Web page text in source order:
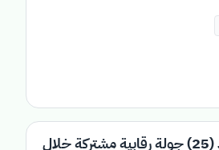
"هيئة العقار" تنفذ (25) جولة رقابية مشتركة خلال